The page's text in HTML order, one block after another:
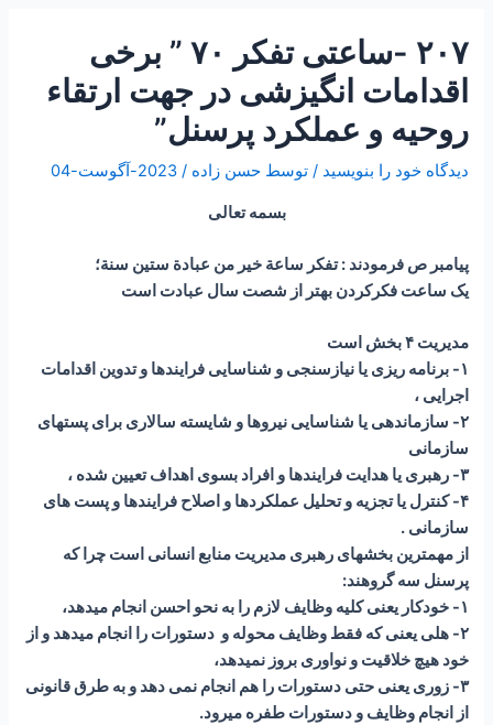
۲۰۷ -ساعتی تفکر ۷۰ ” برخی
اقدامات انگیزشی در جهت ارتقاء
روحیه و عملکرد پرسنل”
دیدگاه‌ خود را بنویسید / توسطحسن زاده/2023-آگوست-04
بسمه تعالی
پیامبر ص فرمودند : تفكر ساعة خير من عبادة ستين سنة؛
یک ساعت فکرکردن بهتر از شصت سال عبادت است
مدیریت ۴ بخش است
۱- برنامه ریزی یا نیازسنجی و شناسایی فرایندها و تدوین اقدامات
اجرایی ،
۲- سازماندهی یا شناسایی نیروها و شایسته سالاری برای پستهای
سازمانی
۳- رهبری یا هدایت فرایندها و افراد بسوی اهداف تعیین شده ،
۴- کنترل یا تجزیه و تحلیل عملکردها و اصلاح فرایندها و پست های
سازمانی .
از مهمترین بخشهای رهبری مدیریت منابع انسانی است چرا که
پرسنل سه گروهند:
۱- خودکار یعنی کلیه وظایف لازم را به نحو احسن انجام میدهد،
۲- هلی یعنی که فقط وظایف محوله و دستورات را انجام میدهد و از
خود هیچ خلاقیت و نواوری بروز نمیدهد،
۳- زوری یعنی حتی دستورات را هم انجام نمی دهد و به طرق قانونی
از انجام وظایف و دستورات طفره میرود.